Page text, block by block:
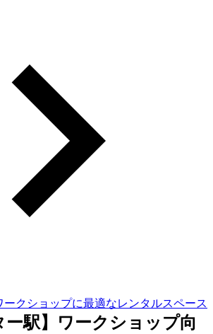
クショップに最適なレンタルスペース
ー駅】ワークショップ向